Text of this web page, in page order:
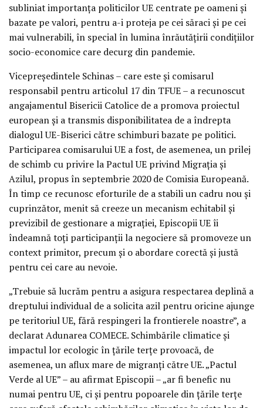
subliniat importanța politicilor UE centrate pe oameni și
bazate pe valori, pentru a-i proteja pe cei săraci și pe cei
mai vulnerabili, în special în lumina înrăutățirii condițiilor
socio-economice care decurg din pandemie.
Vicepreședintele Schinas – care este și comisarul
responsabil pentru articolul 17 din TFUE – a recunoscut
angajamentul Bisericii Catolice de a promova proiectul
european și a transmis disponibilitatea de a îndrepta
dialogul UE-Biserici către schimburi bazate pe politici.
Participarea comisarului UE a fost, de asemenea, un prilej
de schimb cu privire la Pactul UE privind Migrația și
Azilul, propus în septembrie 2020 de Comisia Europeană.
În timp ce recunosc eforturile de a stabili un cadru nou și
cuprinzător, menit să creeze un mecanism echitabil și
previzibil de gestionare a migrației, Episcopii UE îi
îndeamnă toți participanții la negociere să promoveze un
context primitor, precum și o abordare corectă și justă
pentru cei care au nevoie.
„Trebuie să lucrăm pentru a asigura respectarea deplină a
dreptului individual de a solicita azil pentru oricine ajunge
pe teritoriul UE, fără respingeri la frontierele noastre”, a
declarat Adunarea COMECE. Schimbările climatice și
impactul lor ecologic în țările terțe provoacă, de
asemenea, un aflux mare de migranți către UE. „Pactul
Verde al UE” – au afirmat Episcopii – „ar fi benefic nu
numai pentru UE, ci și pentru popoarele din țările terțe